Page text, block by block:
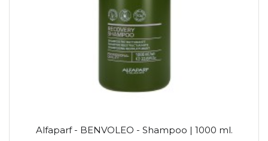
Alfaparf - BENVOLEO - Shampoo | 1000 ml.